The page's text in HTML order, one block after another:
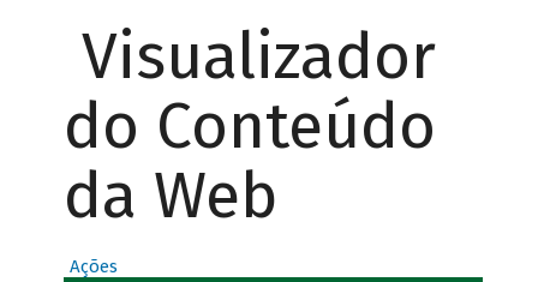
Visualizador
do Conteúdo
da Web
Ações